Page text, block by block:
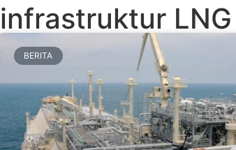
infrastruktur LNG
BERITA